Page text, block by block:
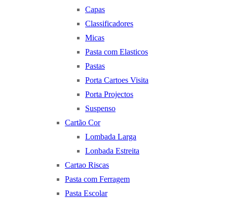
Capas
Classificadores
Micas
Pasta com Elasticos
Pastas
Porta Cartoes Visita
Porta Projectos
Suspenso
Cartão Cor
Lombada Larga
Lonbada Estreita
Cartao Riscas
Pasta com Ferragem
Pasta Escolar